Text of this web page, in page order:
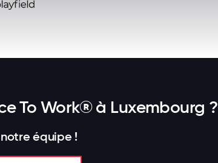
To Work® à Luxembourg ?
équipe !